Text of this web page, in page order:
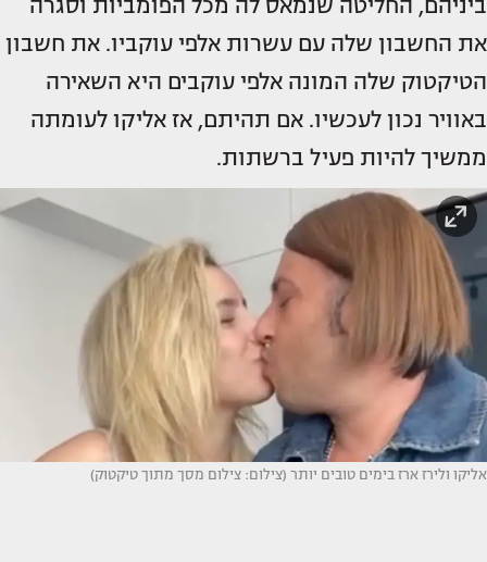
ביניהם, החליטה שנמאס לה מכל הפומביות וסגרה
את החשבון שלה עם עשרות אלפי עוקביו. את חשבון
הטיקטוק שלה המונה אלפי עוקבים היא השאירה
באוויר נכון לעכשיו. אם תהיתם, אז אליקו לעומתה
ממשיך להיות פעיל ברשתות.
אליקו ולירז ארז בימים טובים יותר (צילום: צילום מסך מתוך טיקטוק)